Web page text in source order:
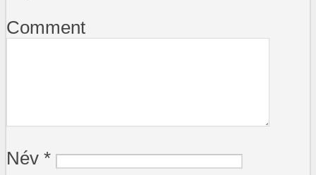
Comment
Név *